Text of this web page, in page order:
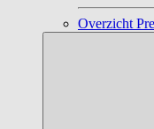
Overzicht